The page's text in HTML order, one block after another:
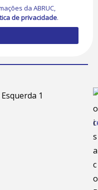
da ABRUC,
de privacidade.